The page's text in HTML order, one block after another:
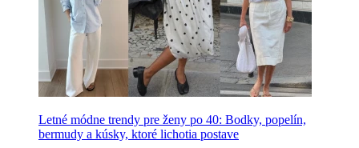
Letné módne trendy pre ženy po 40: Bodky, popelín,
bermudy a kúsky, ktoré lichotia postave